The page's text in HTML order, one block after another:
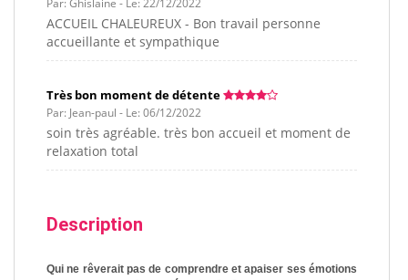
Par: Ghislaine - Le: 22/12/2022
ACCUEIL CHALEUREUX - Bon travail personne
accueillante et sympathique
Très bon moment de détente
Par: Jean-paul - Le: 06/12/2022
soin très agréable. très bon accueil et moment de
relaxation total
Description
Qui ne rêverait pas de comprendre et apaiser ses émotions